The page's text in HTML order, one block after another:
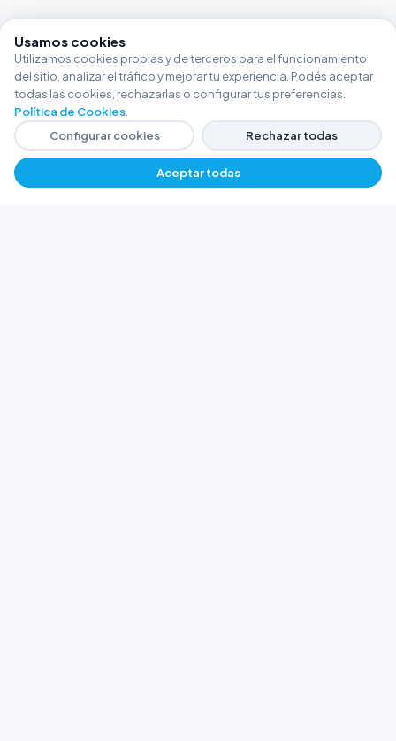
Usamos cookies
Utilizamos cookies propias y de terceros para el funcionamiento
del sitio, analizar el tráfico y mejorar tu experiencia. Podés aceptar
todas las cookies, rechazarlas o configurar tus preferencias.
Política de Cookies
Configurar cookies
Rechazar todas
Aceptar todas